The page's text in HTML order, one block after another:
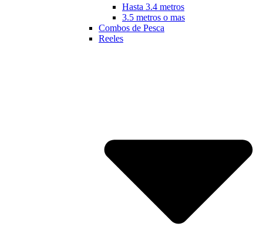
Hasta 3.4 metros
3.5 metros o mas
Combos de Pesca
Reeles